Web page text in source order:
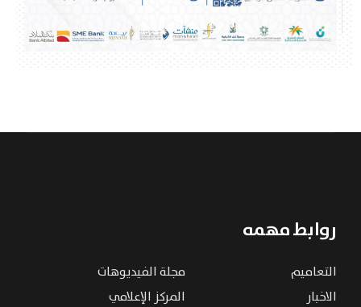
روابط مهمه
التعاميم
مجلة الفيديوهات
الاخبار
المركز الإعلامي